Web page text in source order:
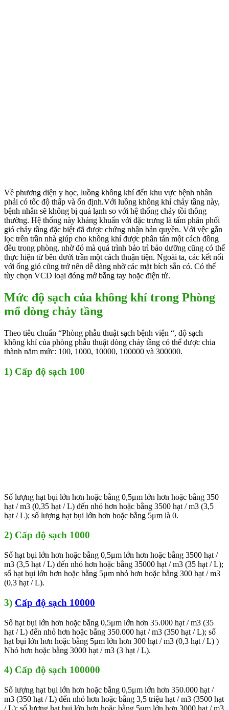
Về phương diện y học, luồng không khí đến khu vực bệnh nhân
phải có tốc độ thấp và ổn định.Với luồng không khí chảy tầng này,
bệnh nhân sẽ không bị quá lạnh so với hệ thống chảy tồi thông
thường. Hệ thống này kháng khuẩn với đặc trưng là tấm phân phối
gió chảy tầng đặc biệt đã được chứng nhận bản quyền. Với vệc gắn
lọc trên trần nhà giúp cho không khí được phân tán một cách đồng
đều trong phòng, nhờ đó mà quá trình bảo trì bảo dưỡng cũng có thể
thực hiện từ bên dưới trần một cách thuận tiện. Ngoài ta, các kết nối
với ống gió cũng trở nên dễ dàng nhờ các mặt bích sẵn có. Có thể
tùy chọn VCD loại đóng mở bằng tay hoặc điện tử.
Mức độ sạch của không khí trong Phòng
mổ dòng chảy tầng
Theo tiêu chuẩn “Phòng phẫu thuật sạch bệnh viện “, độ sạch
không khí của phòng phẫu thuật dòng chảy tầng có thể được chia
thành năm mức: 100, 1000, 10000, 100000 và 300000.
1) Cấp độ sạch 100
Số lượng hạt bụi lớn hơn hoặc bằng 0,5μm lớn hơn hoặc bằng 350
hạt / m3 (0,35 hạt / L) đến nhỏ hơn hoặc bằng 3500 hạt / m3 (3,5
hạt / L); số lượng hạt bụi lớn hơn hoặc bằng 5μm là 0.
2) Cấp độ sạch 1000
Số hạt bụi lớn hơn hoặc bằng 0,5μm lớn hơn hoặc bằng 3500 hạt /
m3 (3,5 hạt / L) đến nhỏ hơn hoặc bằng 35000 hạt / m3 (35 hạt / L);
số hạt bụi lớn hơn hoặc bằng 5μm nhỏ hơn hoặc bằng 300 hạt / m3
(0,3 hạt / L).
3) Cấp độ sạch 10000
Số hạt bụi lớn hơn hoặc bằng 0,5μm lớn hơn 35.000 hạt / m3 (35
hạt / L) đến nhỏ hơn hoặc bằng 350.000 hạt / m3 (350 hạt / L); số
hạt bụi lớn hơn hoặc bằng 5μm lớn hơn 300 hạt / m3 (0,3 hạt / L) )
Nhỏ hơn hoặc bằng 3000 hạt / m3 (3 hạt / L).
4) Cấp độ sạch 100000
Số lượng hạt bụi lớn hơn hoặc bằng 0,5μm lớn hơn 350.000 hạt /
m3 (350 hạt / L) đến nhỏ hơn hoặc bằng 3,5 triệu hạt / m3 (3500 hạt
/ L); số lượng hạt bụi lớn hơn hoặc bằng 5μm lớn hơn 3000 hạt / m3